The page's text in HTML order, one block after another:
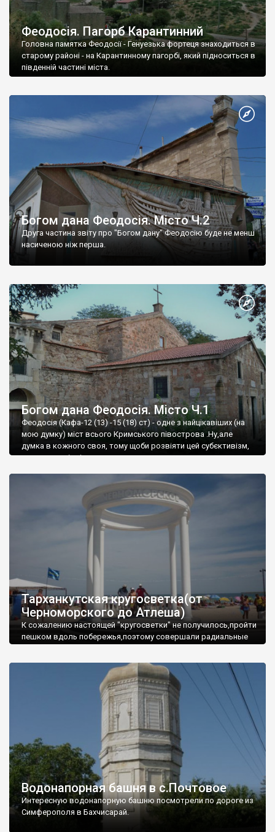
Феодосія. Пагорб Карантинний
Головна памятка Феодосії - Генуезька фортеця знаходиться в
старому районі - на Карантинному пагорбі, який підноситься в
південній частині міста.
Богом дана Феодосія. Місто Ч.2
Друга частина звіту про "Богом дану" Феодосію буде не менш
насиченою ніж перша.
Богом дана Феодосія. Місто Ч.1
Феодосія (Кафа-12 (13) -15 (18) ст) - одне з найцікавіших (на
мою думку) міст всього Кримського півострова .Ну,але
думка в кожного своя, тому щоби розвіяти цей субєктивізм,
запрошую відвідати це
Тарханкутская кругосветка(от
Черноморского до Атлеша)
К сожалению настоящей "кругосветки" не получилось,пройти
пешком вдоль побережья,поэтому совершали радиальные
Водонапорная башня в с.Почтовое
Интересную водонапорную башню посмотрели по дороге из
Симферополя в Бахчисарай.